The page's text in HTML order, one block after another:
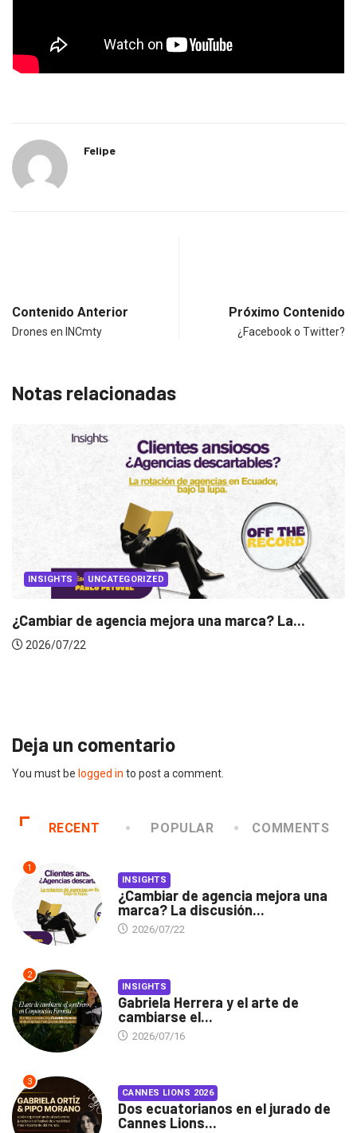
Felipe
Contenido Anterior
Drones en INCmty
Próximo Contenido
¿Facebook o Twitter?
Notas relacionadas
INSIGHTS
Deja un comentario
You must be logged in to post a comment.
RECENT POPULAR COMMENTS
1
INSIGHTS
¿Cambiar de agencia mejora una
marca? La discusión...
2026/07/22
2
INSIGHTS
Gabriela Herrera y el arte de
cambiarse el...
2026/07/16
3
CANNES LIONS 2026
Dos ecuatorianos en el jurado de
Cannes Lions...